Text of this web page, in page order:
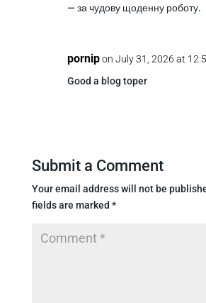
— за чудову щоденну роботу.
pornip on July 31, 2026 at
Good a blog toper
Submit a Comment
Your email address will not be
fields are marked *